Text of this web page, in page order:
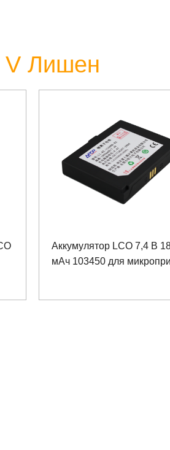
V Лишен
Аккумулятор LCO 7,4 В
мАч 103450 для